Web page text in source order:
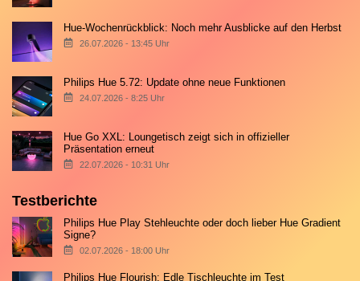
Hue-Wochenrückblick: Noch mehr Ausblicke auf den Herbst
26.07.2026 - 13:45 Uhr
Philips Hue 5.72: Update ohne neue Funktionen
24.07.2026 - 8:25 Uhr
Hue Go XXL: Loungetisch zeigt sich in offizieller
Präsentation erneut
22.07.2026 - 10:31 Uhr
Testberichte
Philips Hue Play Stehleuchte oder doch lieber Hue Gradient
Signe?
02.07.2026 - 18:00 Uhr
Philips Hue Flourish: Edle Tischleuchte im Test